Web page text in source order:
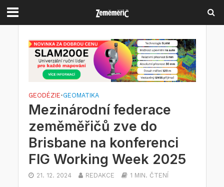
GEODÉZIE•GEOMATIKA
Mezinárodní federace
zeměměřičů zve do
Brisbane na konferenci
FIG Working Week 2025
21. 12. 2024 REDAKCE 1 MIN. ČTENÍ